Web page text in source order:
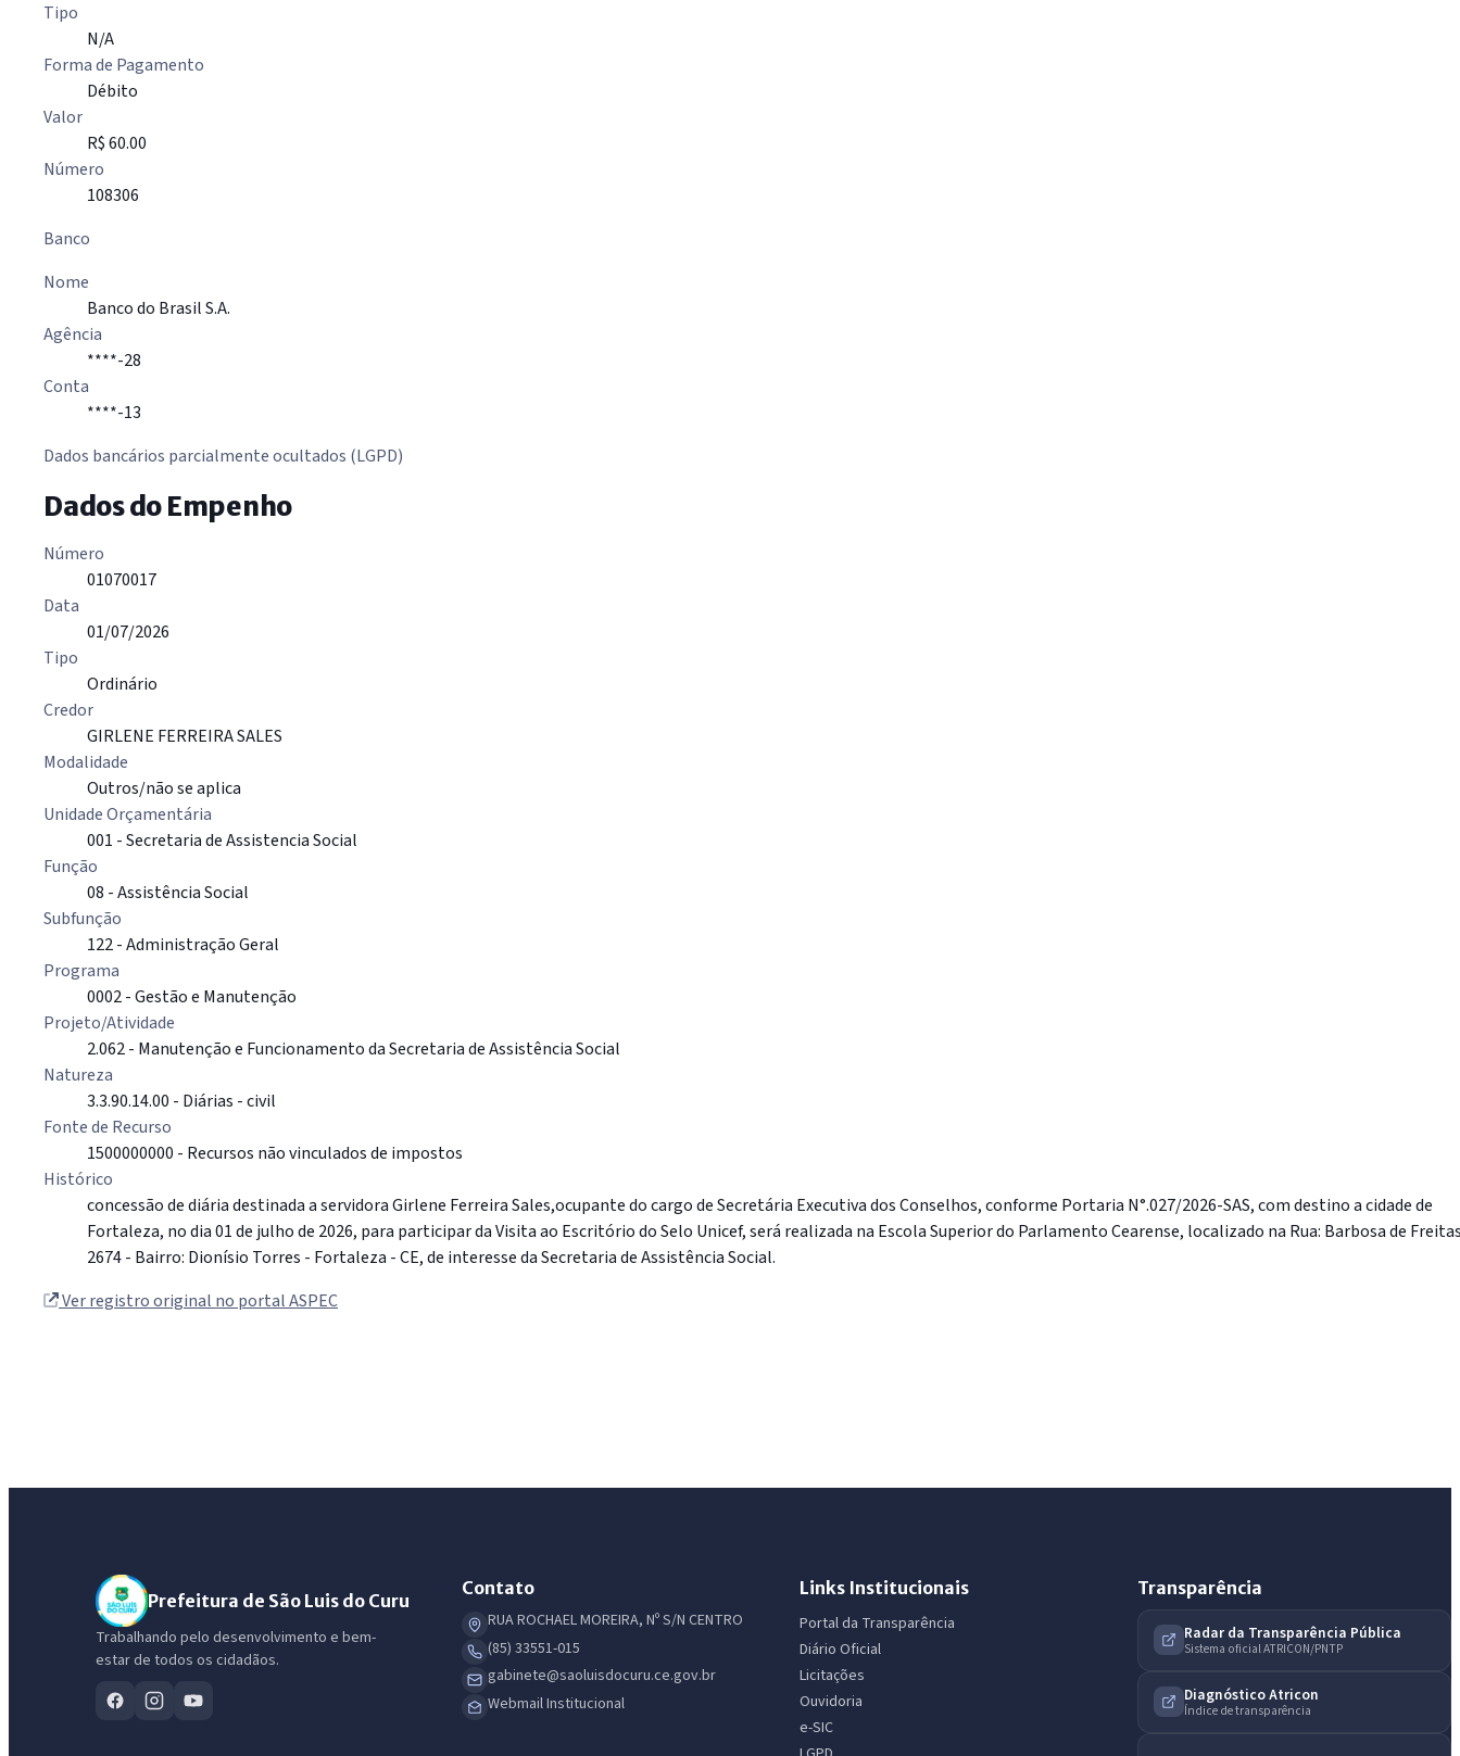
Tipo
N/A
Forma de Pagamento
Débito
Valor
R$ 60.00
Número
108306
Banco
Nome
Banco do Brasil S.A.
Agência
****-28
Conta
****-13
Dados bancários parcialmente ocultados (LGPD)
Dados do Empenho
Número
01070017
Data
01/07/2026
Tipo
Ordinário
Credor
GIRLENE FERREIRA SALES
Modalidade
Outros/não se aplica
Unidade Orçamentária
001 - Secretaria de Assistencia Social
Função
08 - Assistência Social
Subfunção
122 - Administração Geral
Programa
0002 - Gestão e Manutenção
Projeto/Atividade
2.062 - Manutenção e Funcionamento da Secretaria de Assistência Social
Natureza
3.3.90.14.00 - Diárias - civil
Fonte de Recurso
1500000000 - Recursos não vinculados de impostos
Histórico
concessão de diária destinada a servidora Girlene Ferreira Sales,ocupante do cargo de Secretária Executiva dos Conselhos, conforme Portaria N°.027/2026-SAS, com destino a cidade de
Fortaleza, no dia 01 de julho de 2026, para participar da Visita ao Escritório do Selo Unicef, será realizada na Escola Superior do Parlamento Cearense, localizado na Rua: Barbosa de
2674 - Bairro: Dionísio Torres - Fortaleza - CE, de interesse da Secretaria de Assistência Social.
Ver registro original no portal ASPEC
Prefeitura de São Luis do Curu
Trabalhando pelo desenvolvimento e bem-
estar de todos os cidadãos.
Contato
RUA ROCHAEL MOREIRA, Nº S/N CENTRO
(85) 33551-015
gabinete@saoluisdocuru.ce.gov.br
Webmail Institucional
Links Institucionais
Portal da Transparência
Diário Oficial
Licitações
Ouvidoria
e-SIC
Transparência
Radar da Transparência Pública
Sistema oficial ATRICON/PNTP
Diagnóstico Atricon
Índice de transparência